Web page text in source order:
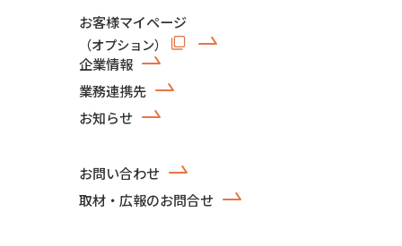
お客様マイページ
（オプション）
企業情報
業務連携先
お知らせ
お問い合わせ
取材・広報のお問合せ